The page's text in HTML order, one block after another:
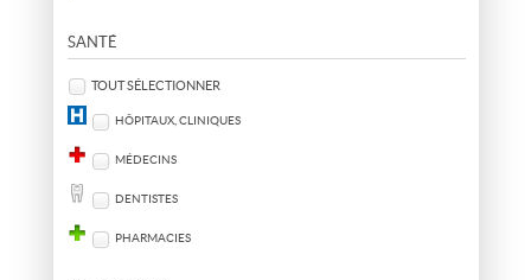
SANTÉ
TOUT SÉLECTIONNER
HÔPITAUX, CLINIQUES
MÉDECINS
DENTISTES
PHARMACIES